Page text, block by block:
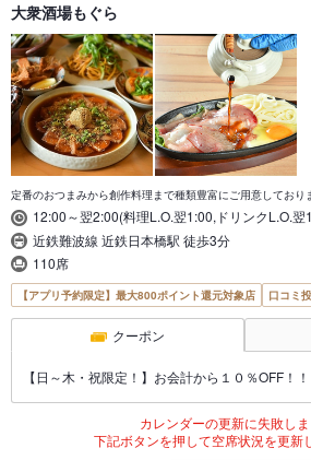
大衆酒場もぐら
定番のおつまみから創作料理まで種類豊富にご用意しており
12:00～翌2:00(料理L.O.翌1:00,ドリンクL.O.翌
近鉄難波線 近鉄日本橋駅 徒歩3分
110席
【アプリ予約限定】最大800ポイント還元対象店 口コミ
クーポン
【日～木・祝限定！】お会計から１０％OFF！！
カレンダーの更新に失敗しま
下記ボタンを押して空席状況を更新